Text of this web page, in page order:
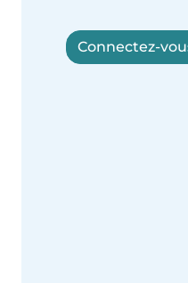
Connectez-